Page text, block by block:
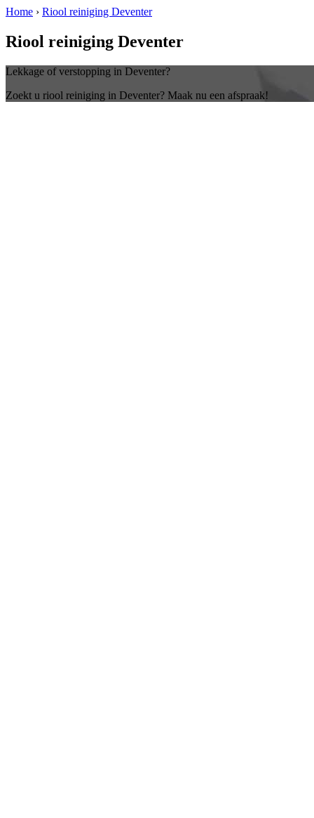
Home › Riool reiniging Deventer
Riool reiniging Deventer
Lekkage of verstopping in Deventer?
Zoekt u riool reiniging in Deventer? Maak nu een afspraak!